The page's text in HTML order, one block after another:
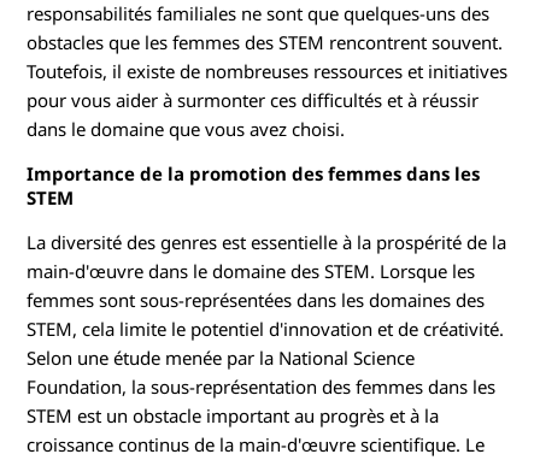
M
responsabilités familiales ne sont que quelques-uns des
obstacles que les femmes des STEM rencontrent souvent.
Toutefois, il existe de nombreuses ressources et initiatives
pour vous aider à surmonter ces difficultés et à réussir
dans le domaine que vous avez choisi.
Importance de la promotion des femmes dans les
STEM
La diversité des genres est essentielle à la prospérité de la
main-d'œuvre dans le domaine des STEM. Lorsque les
femmes sont sous-représentées dans les domaines des
STEM, cela limite le potentiel d'innovation et de créativité.
Selon une étude menée par la National Science
Foundation, la sous-représentation des femmes dans les
STEM est un obstacle important au progrès et à la
croissance continus de la main-d'œuvre scientifique. Le